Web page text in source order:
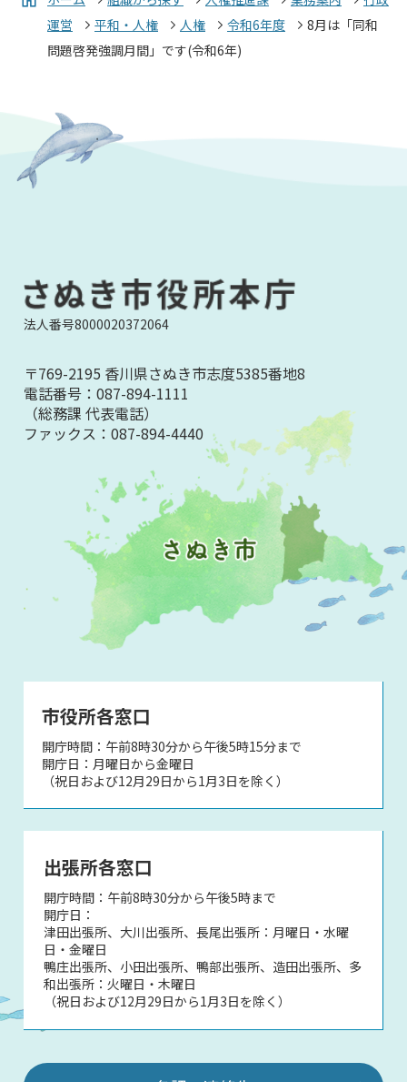
運営
平和・人権 人権 令和6年度
8月は「同和
問題啓発強調月間」です(令和6年)
法人番号8000020372064
〒769-2195 香川県さぬき市志度5385番地8
電話番号：087-894-1111
（総務課 代表電話）
ファックス：087-894-4440
市役所各窓口
開庁時間：午前8時30分から午後5時15分まで
開庁日：月曜日から金曜日
（祝日および12月29日から1月3日を除く）
出張所各窓口
開庁時間：午前8時30分から午後5時まで
開庁日：
津田出張所、大川出張所、長尾出張所：月曜日・水曜
日・金曜日
鴨庄出張所、小田出張所、鴨部出張所、造田出張所、多
和出張所：火曜日・木曜日
（祝日および12月29日から1月3日を除く）